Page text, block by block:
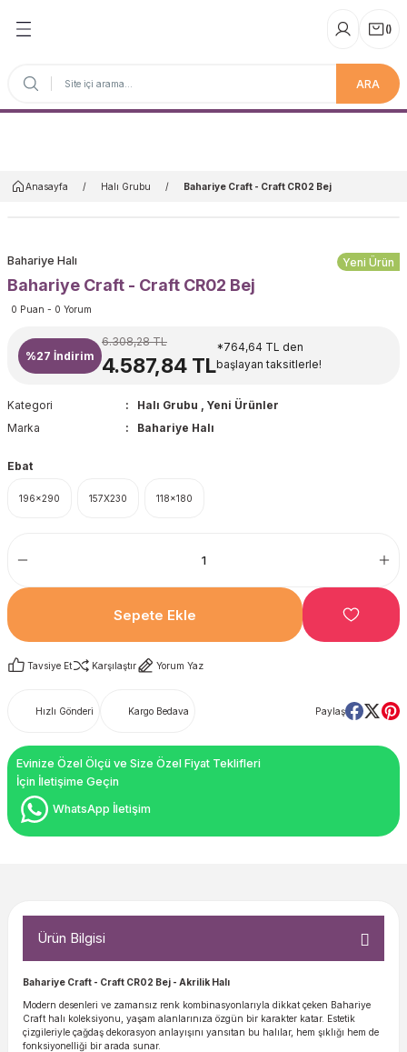
ARA
()
Anasayfa Halı Grubu Bahariye Craft - Craft CR02 Bej
Yeni Ürün
Bahariye Halı
Bahariye Craft - Craft CR02 Bej
0 Puan - 0 Yorum
%27 İndirim
6.308,28 TL
4.587,84 TL
*764,64 TL den
başlayan taksitlerle!
Kategori Halı Grubu , Yeni Ürünler
Marka
Bahariye Halı
Ebat
196x290 157X230 118x180
Sepete Ekle
Tavsiye Et Karşılaştır Yorum Yaz
Hızlı Gönderi Kargo Bedava Paylaş
Evinize Özel Ölçü ve Size Özel Fiyat Teklifleri
İçin İletişime Geçin
WhatsApp İletişim
Ürün Bilgisi
Bahariye Craft - Craft CR02 Bej - Akrilik Halı
Modern desenleri ve zamansız renk kombinasyonlarıyla dikkat çeken Bahariye
Craft halı koleksiyonu, yaşam alanlarınıza özgün bir karakter katar. Estetik
çizgileriyle çağdaş dekorasyon anlayışını yansıtan bu halılar, hem şıklığı hem de
fonksiyonelliği bir arada sunar.